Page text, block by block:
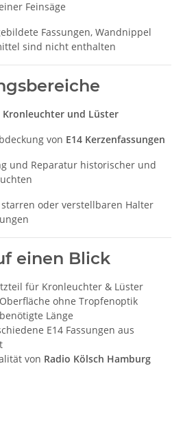
Feinsäge
Fassungen, Wandnippel
sind nicht enthalten
Kronleuchter und Lüster
von E14 Kerzenfassungen
und Reparatur historischer und
oder verstellbaren Halter
einen Blick
für Kronleuchter & Lüster
ohne Tropfenoptik
Länge
E14 Fassungen aus
von Radio Kölsch Hamburg